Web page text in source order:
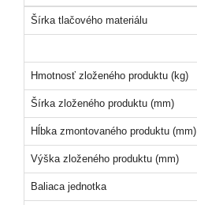
Šírka tlačového materiálu
Hmotnosť zloženého produktu (kg)
Šírka zloženého produktu (mm)
Hĺbka zmontovaného produktu (mm)
Výška zloženého produktu (mm)
Baliaca jednotka